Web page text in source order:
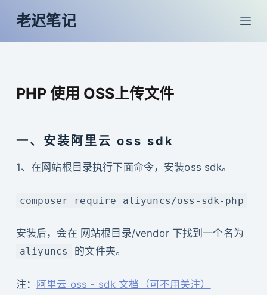
跳
过
内
老迟笔记
PHP 使用 OSS上传文件
一、安装阿里云 oss sdk
1、在网站根目录执行下面命令，安装oss sdk。
composer require aliyuncs/oss-sdk-php
安装后，会在 网站根目录/vendor 下找到一个名为
aliyuncs 的文件夹。
注： 阿里云 oss - sdk 文档（可不用关注）